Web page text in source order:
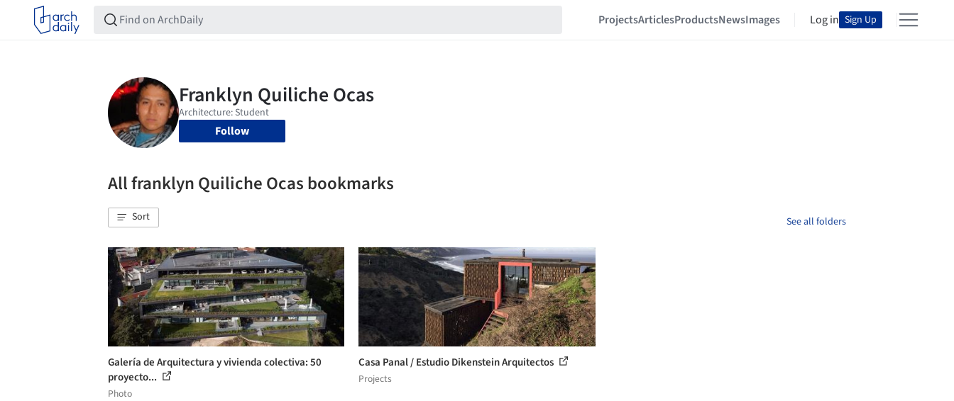
ProjectsArticlesProductsNewsImages Log in Sign Up
Follow
All franklyn Quiliche Ocas bookmarks
Sort See all folders
Galería de Arquitectura y vivienda colectiva: 50
proyecto...
Photo
Casa Panal / Estudio Dikenstein Arquitectos
Projects